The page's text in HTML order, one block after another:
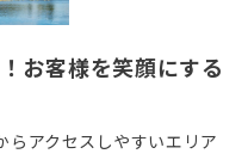
お客様を笑顔にする
らアクセスしやすいエリア